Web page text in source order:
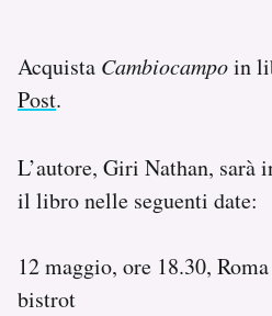
Acquista Cambiocampoin
Post.
L’autore, Giri Nathan, sarà
il libro nelle seguenti date:
12 maggio, ore 18.30,
bistrot